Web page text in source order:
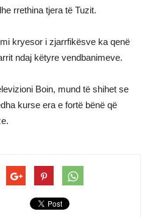
rrethina tjera të Tuzit.
kryesor i zjarrfikësve ka qenë
ndaj këtyre vendbanimeve.
Boin, mund të shihet se
kurse era e fortë bënë që